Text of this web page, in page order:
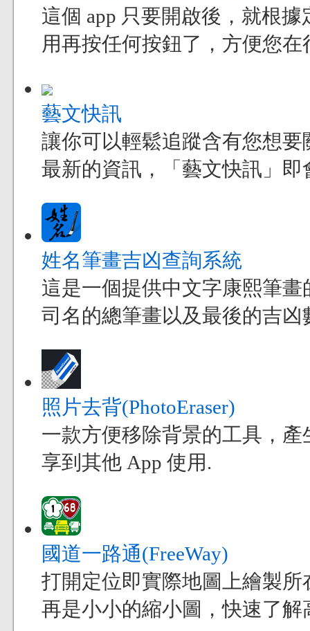
這個 app 只要開啟後，就根
用再按任何按鈕了，方便您
藝文快訊
讓你可以輕鬆追蹤含有您想
最新的資訊，「藝文快訊」即
姓名筆畫吉凶查詢系統
這是一個提供中文字康熙筆
司名的總筆畫以及最後的吉
照片去背(PhotoEraser)
一款方便移除背景的工具，
享到其他 App 使用.
國道一路通(FreeWay)
打開定位即實際地圖上繪製
再是小小的縮小圖，快速了